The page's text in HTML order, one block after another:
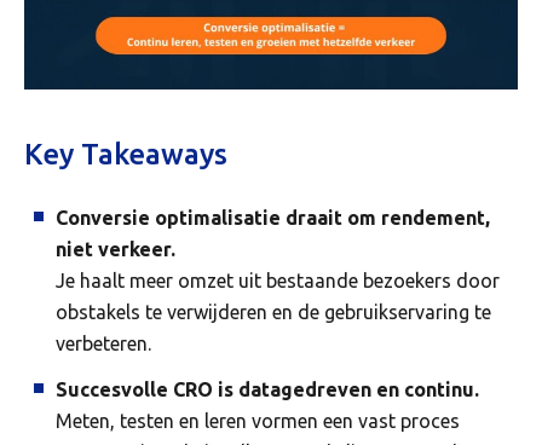
Key Takeaways
Conversie optimalisatie draait om rendement,
niet verkeer.
Je haalt meer omzet uit bestaande bezoekers door
obstakels te verwijderen en de gebruikservaring te
verbeteren.
Succesvolle CRO is datagedreven en continu.
Meten, testen en leren vormen een vast proces